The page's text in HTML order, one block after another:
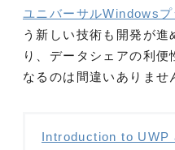
ユニバーサルWindows
う新しい技術も開発が進
り、データシェアの利便
なるのは間違いありませ
Introduction to UWP